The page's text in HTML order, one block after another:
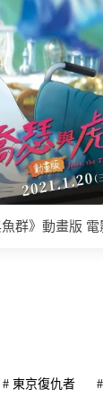
群》動畫版 電
# 東京復仇者 #